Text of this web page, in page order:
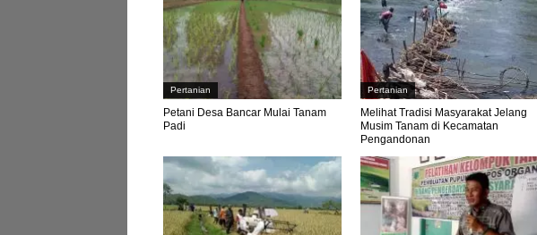
Pertanian
Petani Desa Bancar Mulai Tanam
Padi
Pertanian
Melihat Tradisi Masyarakat Jelang
Musim Tanam di Kecamatan
Pengandonan